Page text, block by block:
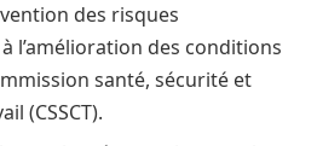
des risques
l’amélioration des conditions
santé, sécurité et
(CSSCT).